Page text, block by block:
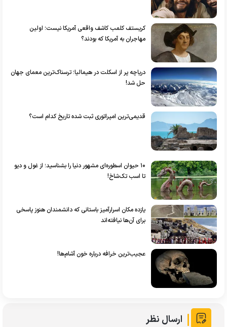
کریستف کلمب کاشف واقعی آمریکا نیست؛ اولین
مهاجران به آمریکا که بودند؟
دریاچه پر از اسکلت در هیمالیا؛ ترسناک‌ترین معمای جهان
حل شد!
قدیمی‌ترین امپراتوری ثبت شده تاریخ کدام است؟
۱۰ حیوان اسطوره‌ای مشهور دنیا را بشناسید؛ از غول و دیو
تا اسب تک‌شاخ!
یازده مکان اسرارآمیز باستانی که دانشمندان هنوز پاسخی
برای آن‌ها نیافته‌اند
عجیب‌ترین خرافه درباره خون آشام‌ها!
ارسال نظر